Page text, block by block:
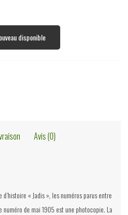
disponible
Avis (0)
« Jadis », les numéros parus entre
de mai 1905 est une photocopie. La